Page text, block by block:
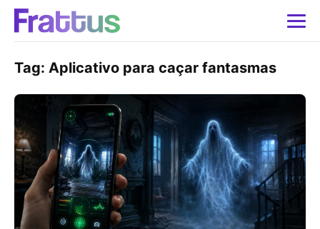
Tag: Aplicativo para caçar fantasmas